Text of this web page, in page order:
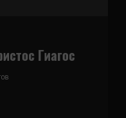
Гиагос